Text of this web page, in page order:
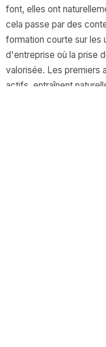
font, elles ont
cela passe par des
formation courte sur les
d'entreprise où la prise
valorisée. Les premiers
actifs, entraînent